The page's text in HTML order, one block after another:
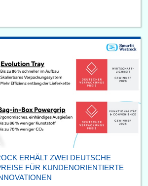
ERHÄLT ZWEI DEUTSCHE
FÜR KUNDENORIENTIERTE